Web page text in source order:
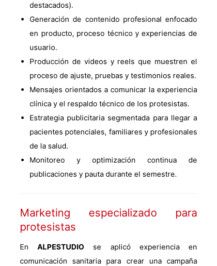
destacados).
Generación de contenido profesional enfocado
en producto, proceso técnico y experiencias de
usuario.
Producción de videos y reels que muestren el
proceso de ajuste, pruebas y testimonios reales.
Mensajes orientados a comunicar la experiencia
clínica y el respaldo técnico de los protesistas.
Estrategia publicitaria segmentada para llegar a
pacientes potenciales, familiares y profesionales
de la salud.
Monitoreo y optimización continua de
publicaciones y pauta durante el semestre.
Marketing especializado para
protesistas
EnALPESTUDIO se aplicó experiencia en
comunicación sanitaria para crear una campaña